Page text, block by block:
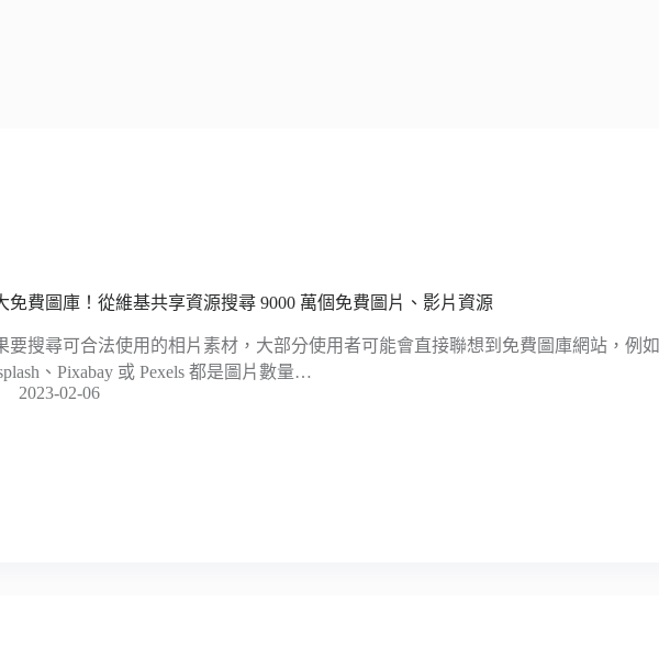
免費圖庫！從維基共享資源搜尋 9000 萬個免費圖片、影片資源
要搜尋可合法使用的相片素材，大部分使用者可能會直接聯想到免費圖庫網站，例如
、Pixabay 或 Pexels 都是圖片數量…
2023-02-06